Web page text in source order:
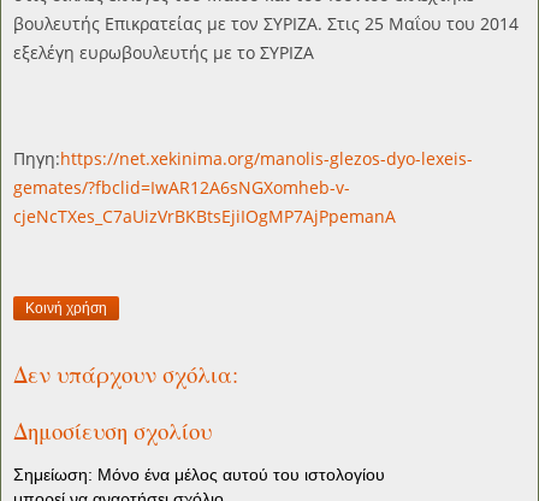
βουλευτής Επικρατείας με τον ΣΥΡΙΖΑ. Στις 25 Μαΐου του 2014
εξελέγη ευρωβουλευτής με το ΣΥΡΙΖΑ
Πηγη:https://net.xekinima.org/manolis-glezos-dyo-lexeis-
gemates/?fbclid=IwAR12A6sNGXomheb-v-
cjeNcTXes_C7aUizVrBKBtsEjiIOgMP7AjPpemanA
Κοινή χρήση
Δεν υπάρχουν σχόλια:
Δημοσίευση σχολίου
Σημείωση: Μόνο ένα μέλος αυτού του ιστολογίου